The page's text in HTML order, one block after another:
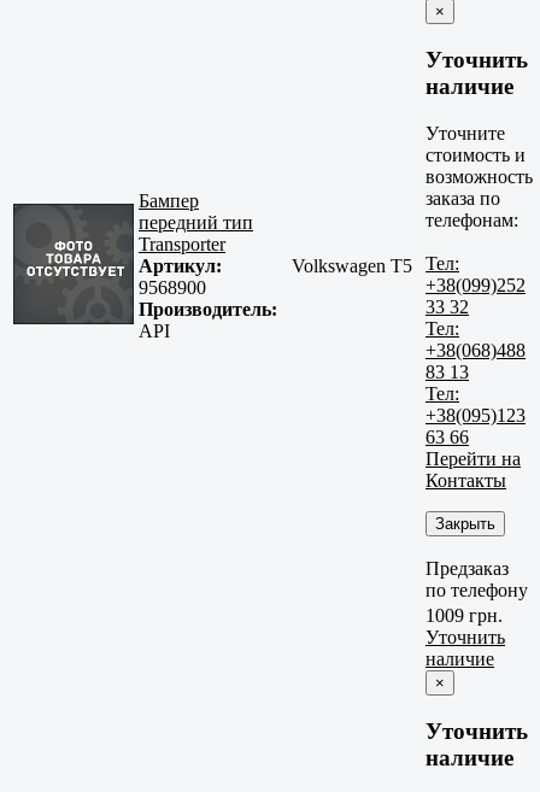
Бампер
передний тип
Transporter
Артикул:
9568900
Производитель:
API
Volkswagen T5
×
Уточнить
наличие
Уточните
стоимость и
возможность
заказа по
телефонам:
Тел:
+38(099)252
33 32
Тел:
+38(068)488
83 13
Тел:
+38(095)123
63 66
Перейти на
Контакты
Закрыть
Предзаказ
по телефону
1009 грн.
Уточнить
наличие
×
Уточнить
наличие